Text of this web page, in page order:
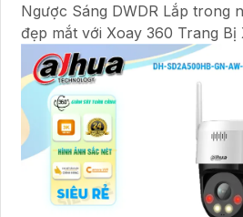
Ngược Sáng DWDR Lắp trong
đẹp mắt với Xoay 360 Trang